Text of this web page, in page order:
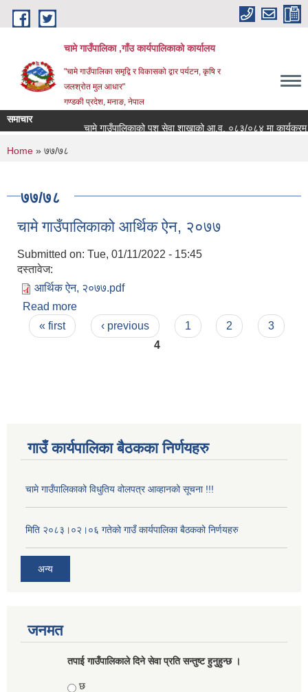
Skip to main content
चामे गाउँपालिका ,गाँउ कार्यपालिकाको कार्यालय
"चामे गाउँपालिका समृद्वि र विकासको द्वार पर्यटन, कृषि र
जलश्रोत मुल आधार"
गण्डकी प्रदेश, मनाङ, नेपाल
समाचार
चामे गाउँपालिकाको पशु सेवा शाखाको आ.व. ०८३/०८४ मा कार्यक्रम
You are here
Home » ७७/७८
७७/७८
चामे गाउँपालिकाको आर्थिक ऐन, २०७७
Submitted on: Tue, 01/11/2022 - 15:45
दस्तावेज:
आर्थिक ऐन, २०७७.pdf
Read more
Pages
« first ‹ previous 1 2
3
4
गाउँ कार्यपालिका बैठकका निर्णयहरु
चामे गाउँपालिकाको विधुतिय वोलपत्र आव्हानको सूचना !!!
मिति २०८३।०२।०६ गतेको गाउँ कार्यपालिका बैठकको निर्णयहरु
अन्य
जनमत
तपाई गाउँपालिकाले दिने सेवा प्रति सन्तुष्ट हुनुहुन्छ ।
Choices
छ